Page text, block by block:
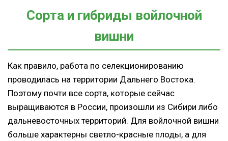
Сорта и гибриды войлочной
вишни
Как правило, работа по селекционированию
проводилась на территории Дальнего Востока.
Поэтому почти все сорта, которые сейчас
выращиваются в России, произошли из Сибири либо
дальневосточных территорий. Для войлочной вишни
больше характерны светло-красные плоды, а для